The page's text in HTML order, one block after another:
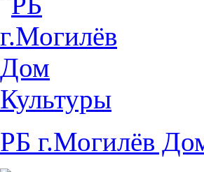
РБ г.Могилёв